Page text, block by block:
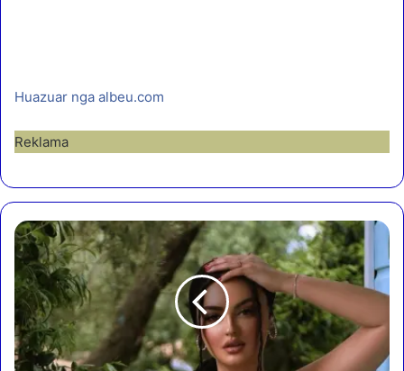
Huazuar nga albeu.com
Reklama
F
O
O
/
E
n
c